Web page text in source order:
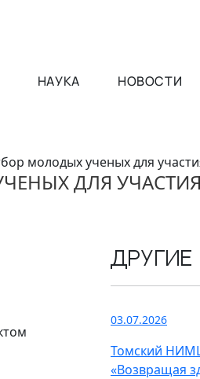
НАУКА НОВОСТИ
молодых ученых для
ДЛЯ
03.07.2026
Томский
«Возвращая